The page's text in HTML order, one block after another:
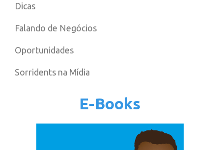
Dicas
Falando de Negócios
Oportunidades
Sorridents na Mídia
E-Books